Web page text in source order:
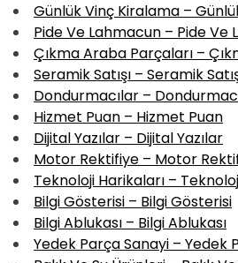
Günlük Vinç Kiralama –
Pide Ve Lahmacun – Pide Ve
Çıkma Araba Parçaları –
Seramik Satışı – Seramik
Dondurmacılar –
Hizmet Puan – Hizmet Puan
Dijital Yazılar – Dijital Yazılar
Motor Rektifiye – Motor
Teknoloji Harikaları –
Bilgi Gösterisi – Bilgi Gösterisi
Bilgi Ablukası – Bilgi Ablukası
Yedek Parça Sanayi – Yedek